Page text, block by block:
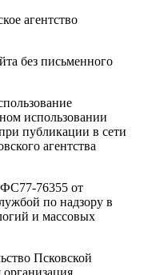
агентство
без письменного
использовании
публикации в сети
агентства
76355 от
по надзору в
и массовых
Псковской